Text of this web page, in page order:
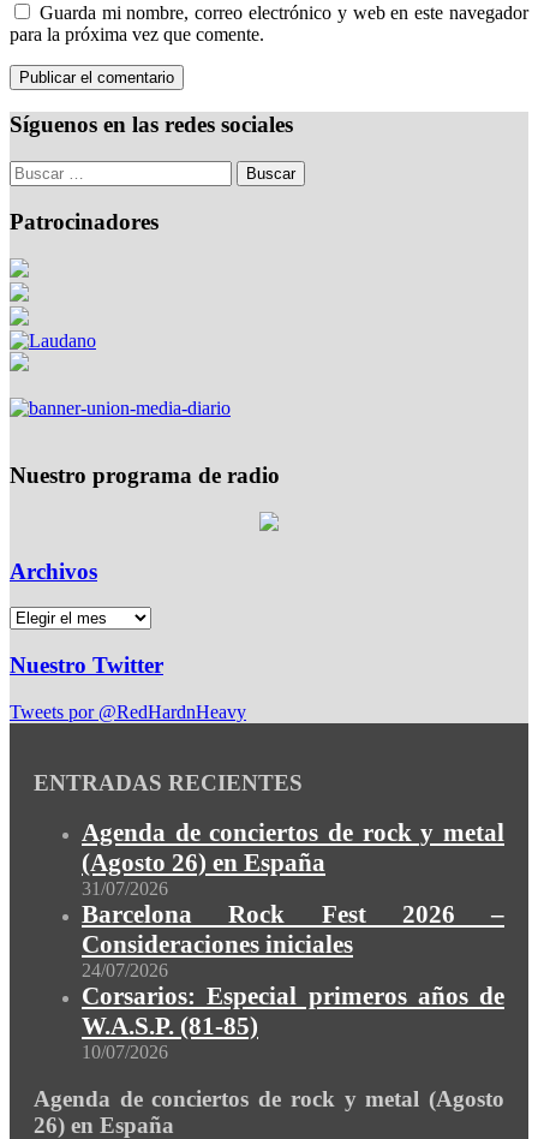
Guarda mi nombre, correo electrónico y web en este navegador
para la próxima vez que comente.
Síguenos en las redes sociales
Patrocinadores
Nuestro programa de radio
Archivos
Nuestro Twitter
Tweets por @RedHardnHeavy
ENTRADAS RECIENTES
Agenda de conciertos de rock y metal
(Agosto 26) en España
31/07/2026
Barcelona Rock Fest 2026 –
Consideraciones iniciales
24/07/2026
Corsarios: Especial primeros años de
W.A.S.P. (81-85)
10/07/2026
Agenda de conciertos de rock y metal (Agosto
26) en España